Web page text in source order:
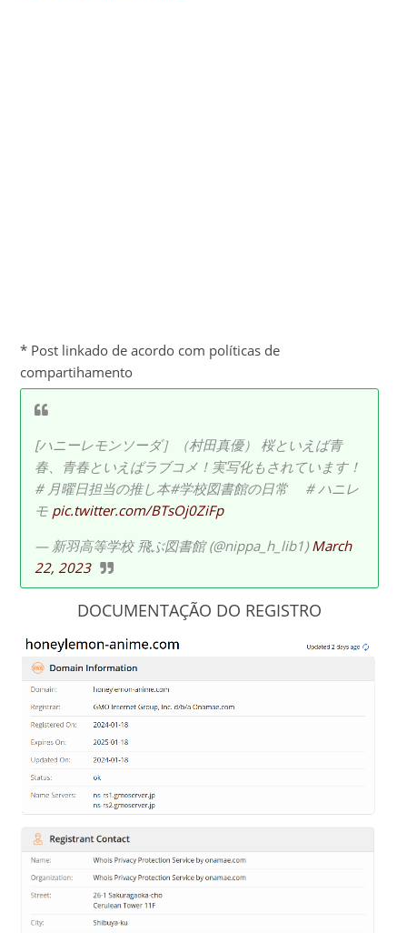
* Post linkado de acordo com políticas de
compartihamento
[ハニーレモンソーダ］（村田真優） 桜といえば青
春、青春といえばラブコメ！実写化もされています！
# 月曜日担当の推し本#学校図書館の日常 # ハニレ
モ pic.twitter.com/BTsOj0ZiFp
— 新羽高等学校 飛ぶ図書館 (@nippa_h_lib1)March
22, 2023
DOCUMENTAÇÃO DO REGISTRO